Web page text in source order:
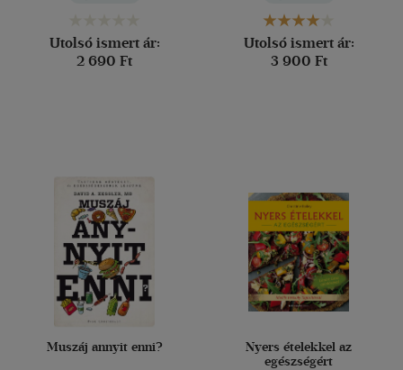
Utolsó ismert ár:
2 690 Ft
Utolsó ismert ár:
3 900 Ft
Muszáj annyit enni?
Nyers ételekkel az
egészségért